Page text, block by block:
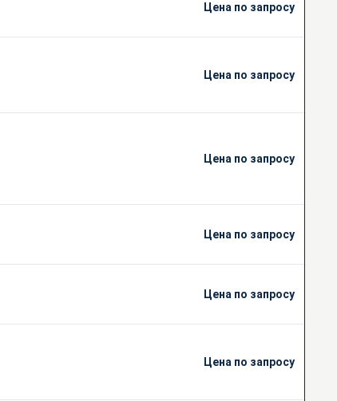
Цена по запросу
Цена по запросу
Цена по запросу
Цена по запросу
Цена по запросу
Цена по запросу